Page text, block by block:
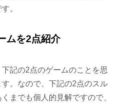
。
ムを2点紹介
記の2点のゲームのことを思
。なので、下記の2点のスル
までも個人的見解ですので、